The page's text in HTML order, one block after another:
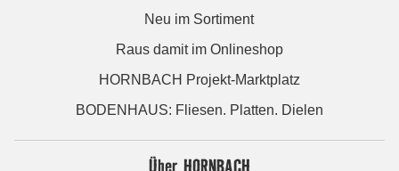
Neu im Sortiment
Raus damit im Onlineshop
HORNBACH Projekt-Marktplatz
BODENHAUS: Fliesen. Platten. Dielen
Über HORNBACH